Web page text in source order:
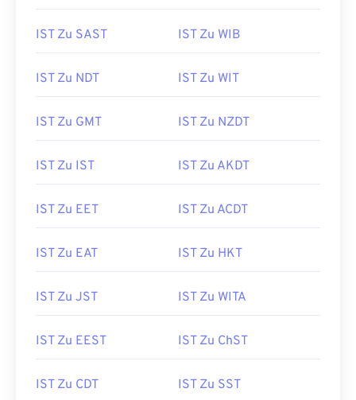
IST Zu SAST IST Zu WIB
IST Zu NDT IST Zu WIT
IST Zu GMT IST Zu NZDT
IST Zu IST IST Zu AKDT
IST Zu EET IST Zu ACDT
IST Zu EAT IST Zu HKT
IST Zu JST IST Zu WITA
IST Zu EEST IST Zu ChST
IST Zu CDT IST Zu SST